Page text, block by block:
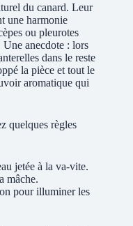
du canard. Leur
une harmonie
ou pleurotes
Une anecdote : lors
dans le reste
la pièce et tout le
aromatique qui
quelques règles
jetée à la va-vite.
mâche.
pour illuminer les